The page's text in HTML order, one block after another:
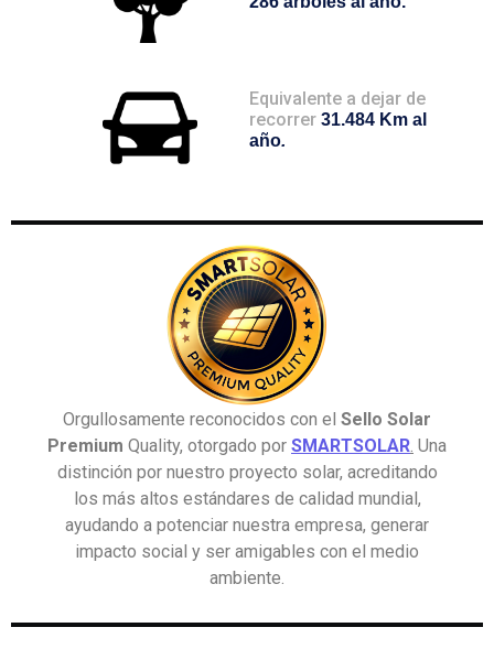
Equivalente a dejar de
recorrer 31.484 Km al
año.
Orgullosamente reconocidos con el Sello Solar
Premium Quality, otorgado por SMARTSOLAR Una
distinción por nuestro proyecto solar, acreditando
los más altos estándares de calidad mundial,
ayudando a potenciar nuestra empresa, generar
impacto social y ser amigables con el medio
ambiente.